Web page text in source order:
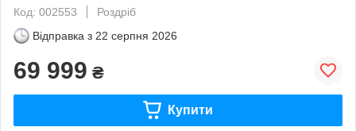
Код: 002553
Роздріб
Відправка з 22 серпня 2026
69 999 ₴
Купити